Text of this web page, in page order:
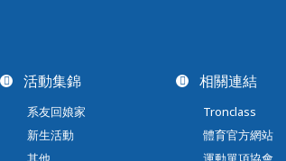
活動集錦
系友回娘家
新生活動
相關連結
Tronclass
體育官方網站